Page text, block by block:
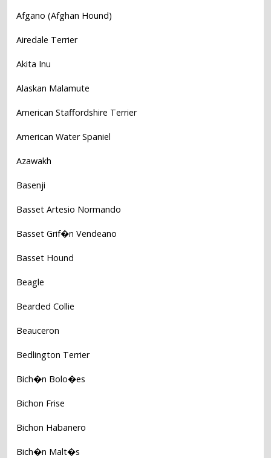
Afgano (Afghan Hound)
Airedale Terrier
Akita Inu
Alaskan Malamute
American Staffordshire Terrier
American Water Spaniel
Azawakh
Basenji
Basset Artesio Normando
Basset Grif�n Vendeano
Basset Hound
Beagle
Bearded Collie
Beauceron
Bedlington Terrier
Bich�n Bolo�es
Bichon Frise
Bichon Habanero
Bich�n Malt�s